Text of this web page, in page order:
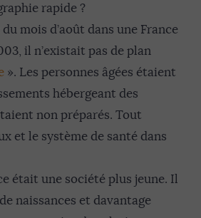
rapide ?
mois d’août dans une France
il n’existait pas de plan
». Les personnes âgées étaient
hébergeant des
non préparés. Tout
et le système de santé dans
était une société plus jeune. Il
naissances et davantage